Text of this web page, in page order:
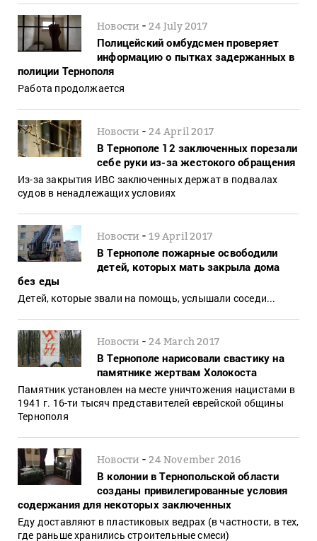
Новости -24 July 2017
Полицейский омбудсмен проверяет
информацию о пытках задержанных в
полиции Тернополя
Работа продолжается
Новости -24 April 2017
В Тернополе 12 заключенных порезали
себе руки из-за жестокого обращения
Из-за закрытия ИВС заключенных держат в подвалах
судов в ненадлежащих условиях
Новости -19 April 2017
В Тернополе пожарные освободили
детей, которых мать закрыла дома
без еды
Детей, которые звали на помощь, услышали соседи...
Новости -24 March 2017
В Тернополе нарисовали свастику на
памятнике жертвам Холокоста
Памятник установлен на месте уничтожения нацистами в
1941 г. 16-ти тысяч представителей еврейской общины
Тернополя
Новости -24 November 2016
В колонии в Тернопольской области
созданы привилегированные условия
содержания для некоторых заключенных
Еду доставляют в пластиковых ведрах (в частности, в тех,
где раньше хранились строительные смеси)